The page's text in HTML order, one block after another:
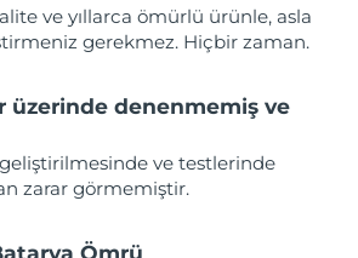
ve yıllarca ömürlü ürünle, asla
gerekmez. Hiçbir zaman.
üzerinde denenmemiş ve
ve testlerinde
zarar görmemiştir.
Ömrü